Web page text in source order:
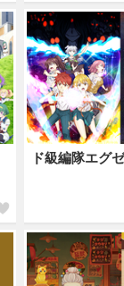
ド級編隊エグ